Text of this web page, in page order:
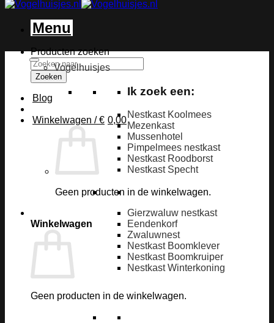
Menu
Producten zoeken
Zoeken
Blog
Winkelwagen /€ 0,00
Geen producten in de winkelwagen.
Winkelwagen
Geen producten in de winkelwagen.
Vogelhuisjes
Ik zoek een:
Nestkast Koolmees
Mezenkast
Mussenhotel
Pimpelmees nestkast
Nestkast Roodborst
Nestkast Specht
Gierzwaluw nestkast
Eendenkorf
Zwaluwnest
Nestkast Boomklever
Nestkast Boomkruiper
Nestkast Winterkoning